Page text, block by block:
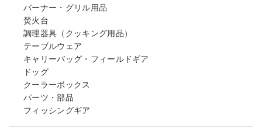
バーナー・グリル用品
焚火台
調理器具（クッキング用品）
テーブルウェア
キャリーバッグ・フィールドギア
ドッグ
クーラーボックス
パーツ・部品
フィッシングギア